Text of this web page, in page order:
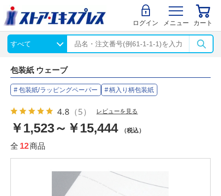
ログイン メニュー カート
包装紙 ウェーブ
包装紙/ラッピングペーパー 柄入り柄包装紙
4.8 （5） レビューを見る
￥1,523～￥15,444 （税込）
全 12商品